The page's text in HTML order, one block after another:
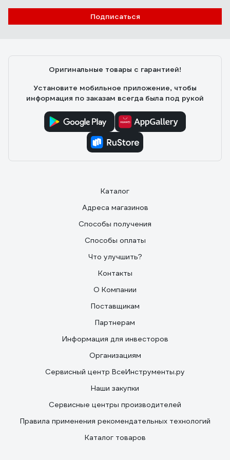
квадрате.
Подписаться
Оригинальные товары с гарантией!
Установите мобильное приложение, чтобы
информация по заказам всегда была под рукой
Каталог
Адреса магазинов
Способы получения
Способы оплаты
Что улучшить?
Контакты
О Компании
Поставщикам
Партнерам
Информация для инвесторов
Организациям
Сервисный центр ВсеИнструменты.ру
Наши закупки
Сервисные центры производителей
Правила применения рекомендательных технологий
Каталог товаров